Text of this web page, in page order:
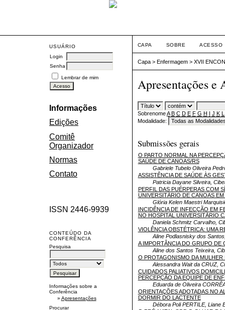
USUÁRIO
Login
Senha
Lembrar de mim
Informações
Edições
Comitê
Organizador
Normas
Contato
ISSN 2446-9939
CONTEÚDO DA
CONFERÊNCIA
Pesquisa
Informações sobre a
Conferência
» Apresentações
Procurar
CAPA SOBRE ACESSO
Capa> Enfermagem> XVII
Apresentações e
SobrenomeA B C D E F G H I J K L
Modalidade:
Submissões gerais
O PARTO NORMAL NA
SAÚDE DE CANOAS/RS
Gabriele Tubelo Oliveira
ASSISTÊNCIA DE SAÚDE ÀS
Patricia Dayane Silveira,
PERFIL DAS PUÉRPERAS COM
UNIVERSITÁRIO DE CANOAS EM
Glória Kelen Maestri
INCIDÊNCIA DE INFECÇÃO EM
NO HOSPITAL UNIVERSITÁRIO
Daniela Schmitz Carvalho,
VIOLÊNCIA OBSTÉTRICA: UMA
Aline Podlasnisky dos
A IMPORTÂNCIA DO GRUPO DE
Aline dos Santos Teixeira,
O PROTAGONISMO DA MULHER
Alessandra Wait da CRUZ,
CUIDADOS PALIATIVOS
PERCEPÇÃO DA EQUIPE DE
Eduarda de Oliveira
ORIENTAÇÕES ADOTADAS NO
DORMIR DO LACTENTE
Débora Poli PERTILE, Liane